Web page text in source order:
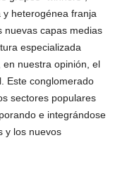
heterogénea franja
nuevas capas medias
especializada
nuestra opinión, el
Este conglomerado
sectores populares
e integrándose
y los nuevos